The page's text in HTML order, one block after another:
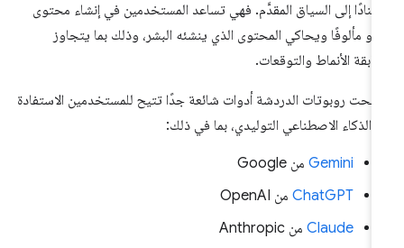
إلى السياق المقدَّم. فهي تساعد المستخدمين في إنشاء محتوى
مألوفًا ويحاكي المحتوى الذي ينشئه البشر، وذلك بما يتجاوز
الأنماط والتوقعات.
روبوتات الدردشة أدوات شائعة جدًا تتيح للمستخدمين الاستفادة
الذكاء الاصطناعي التوليدي، بما في ذلك:
Geminiمن Google
ChatGPTمن OpenAI
‫Claudeمن Anthropic